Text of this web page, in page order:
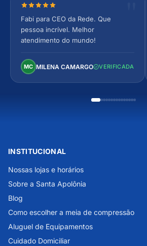
Nota 5 de 5 estrelas
Fabi para CEO da Rede. Que
pessoa incrível. Melhor
atendimento do mundo!
MC MILENA CAMARGO VERIFICADA
INSTITUCIONAL
Nossas lojas e horários
Sobre a Santa Apolônia
Blog
Como escolher a meia de compressão
Aluguel de Equipamentos
Cuidado Domiciliar